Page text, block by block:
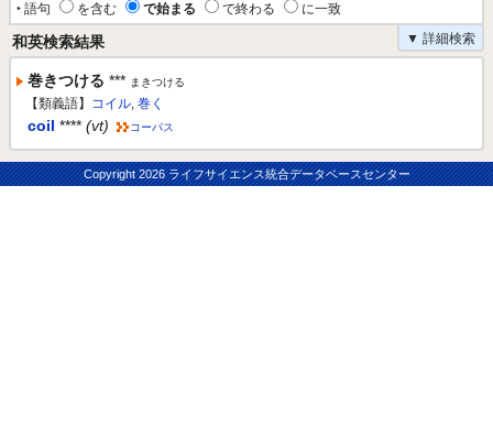
‣ 語句 を含む で始まる で終わる
に一致
▼ 詳細検索
和英検索結果
巻きつける *** まきつける
【類義語】 コイル, 巻く
coil **** (vt) コーパス
Copyright2026 ライフサイエンス統合データベースセンター